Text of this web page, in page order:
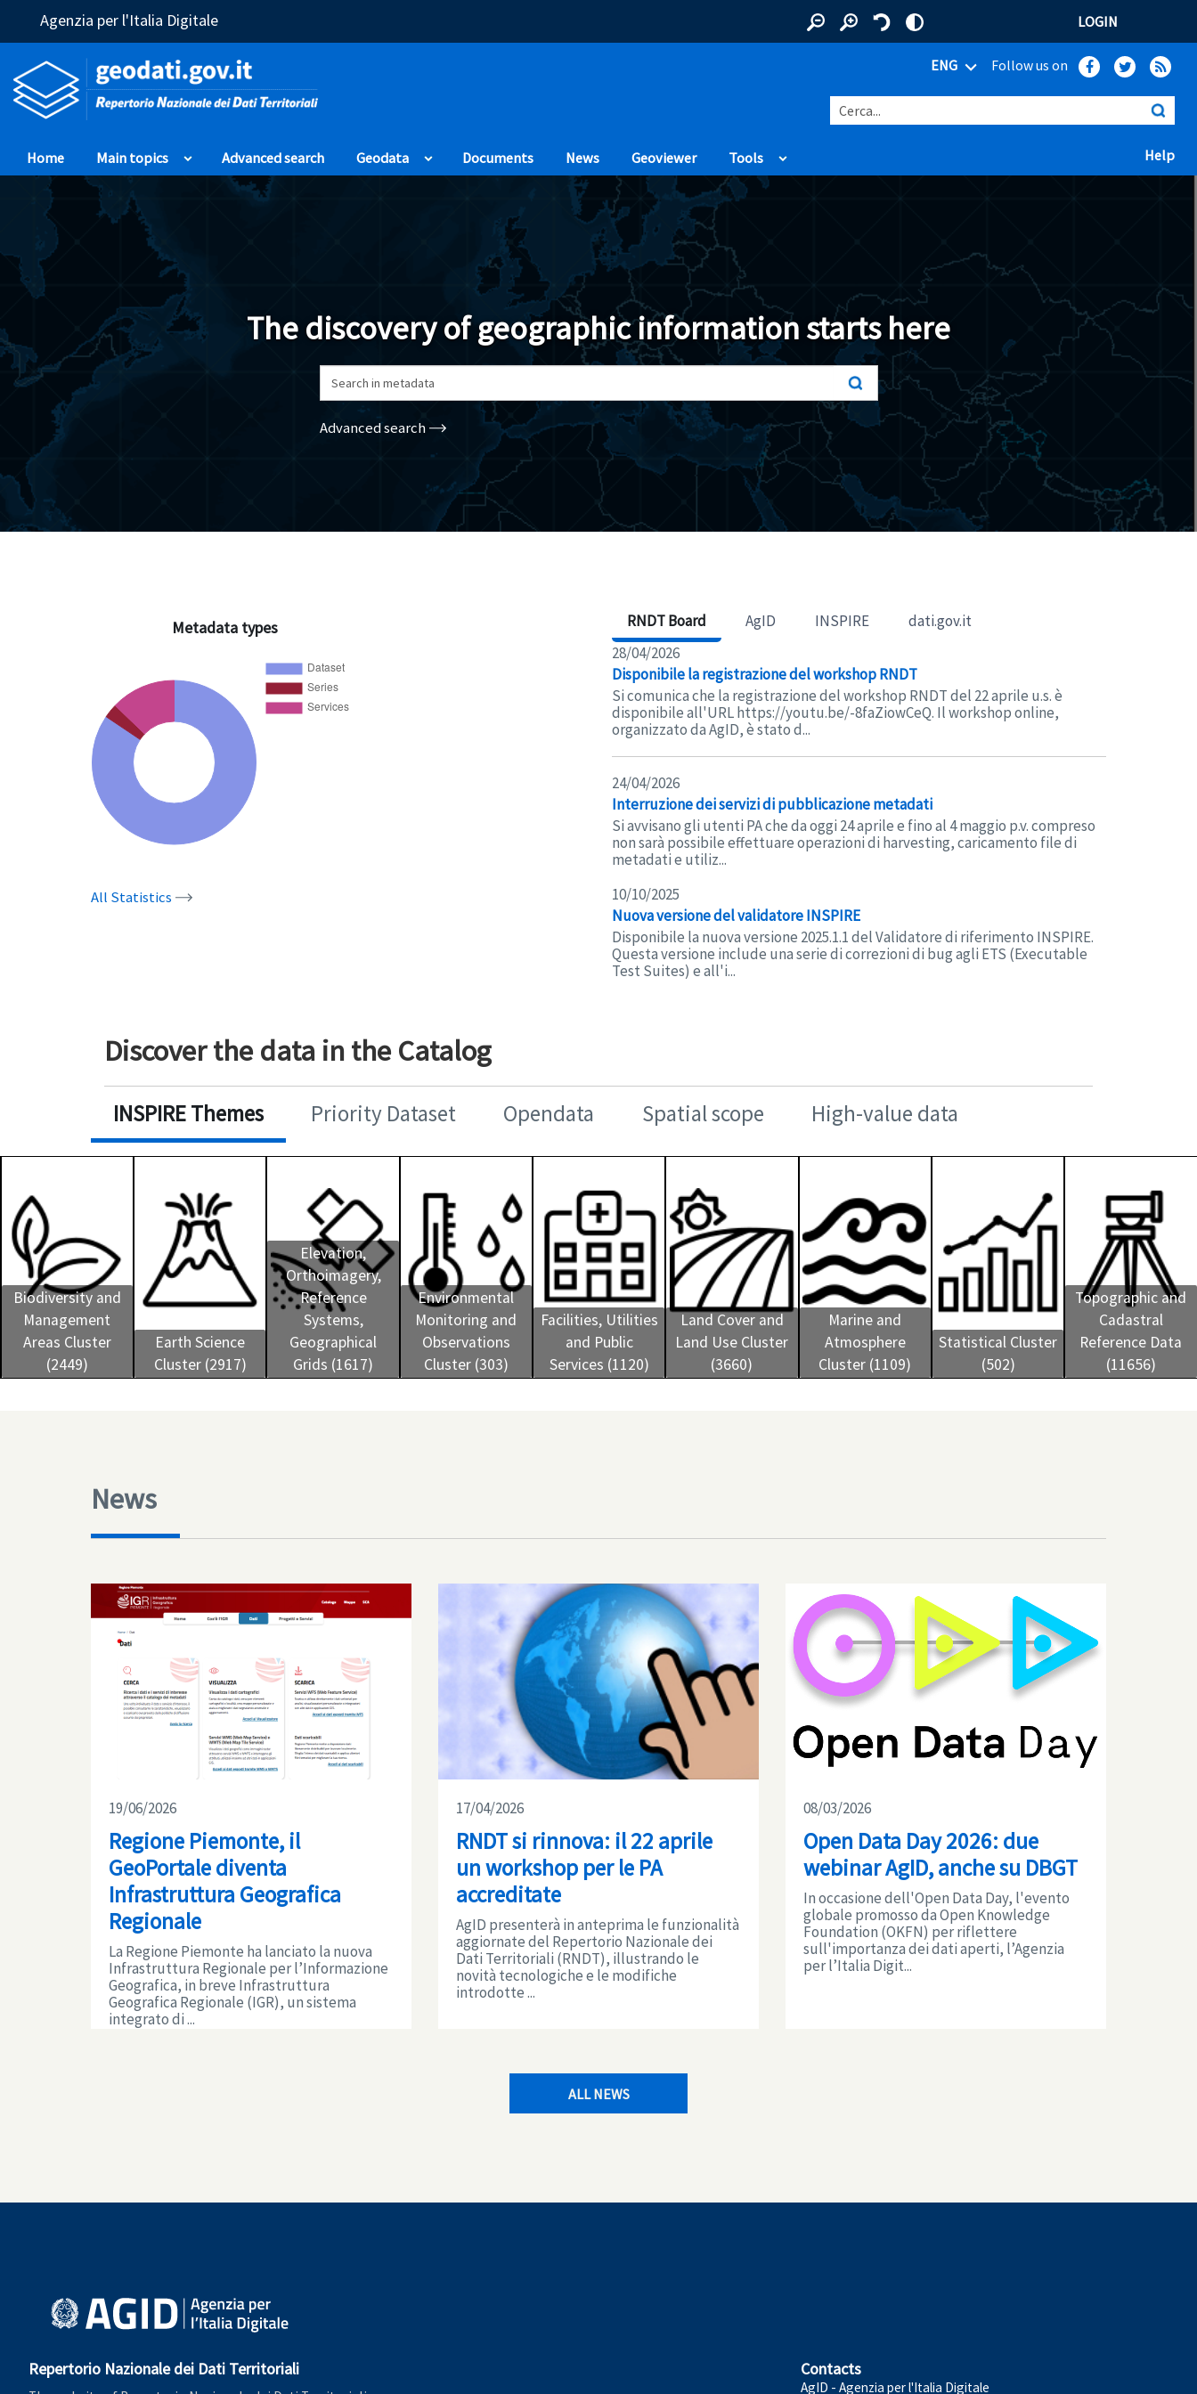
Agenzia per l'Italia Digitale(Opens in a new window) LOGIN
ENG Follow us on
Cerca...
Home Main topics Advanced search Geodata Documents News Geoviewer(Opens in a new window)
Tools Help
The discovery of geographic information starts here
Advanced search
All Statistics
RNDT Board AgID INSPIRE
dati.gov.it
28/04/2026
Disponibile la registrazione del workshop RNDT
Si comunica che la registrazione del workshop RNDT del 22 aprile u.s. è
disponibile all'URL https://youtu.be/-8faZiowCeQ. Il workshop online,
organizzato da AgID, è stato d...
24/04/2026
Interruzione dei servizi di pubblicazione metadati
Si avvisano gli utenti PA che da oggi 24 aprile e fino al 4 maggio p.v. compreso
non sarà possibile effettuare operazioni di harvesting, caricamento file di
metadati e utiliz...
10/10/2025
Nuova versione del validatore INSPIRE
Disponibile la nuova versione 2025.1.1 del Validatore di riferimento INSPIRE.
Questa versione include una serie di correzioni di bug agli ETS (Executable
Test Suites) e all'i...
Discover the data in the Catalog
INSPIRE Themes Priority Dataset Opendata Spatial scope High-value data
Biodiversity and
Management
Areas Cluster
(2449)
Earth Science
Cluster (2917)
Elevation,
Orthoimagery,
Reference
Systems,
Geographical
Grids (1617)
Environmental
Monitoring and
Observations
Cluster (303)
Facilities, Utilities
and Public
Services (1120)
Land Cover and
Land Use Cluster
(3660)
Marine and
Atmosphere
Cluster (1109)
Statistical Cluster
(502)
Topographic and
Cadastral
Reference Data
(11656)
News
19/06/2026
Regione Piemonte, il
GeoPortale diventa
Infrastruttura Geografica
Regionale
La Regione Piemonte ha lanciato la nuova
Infrastruttura Regionale per l’Informazione
Geografica, in breve Infrastruttura
Geografica Regionale (IGR), un sistema
integrato di ...
17/04/2026
RNDT si rinnova: il 22 aprile
un workshop per le PA
accreditate
AgID presenterà in anteprima le funzionalità
aggiornate del Repertorio Nazionale dei
Dati Territoriali (RNDT), illustrando le
novità tecnologiche e le modifiche
introdotte ...
08/03/2026
Open Data Day 2026: due
webinar AgID, anche su DBGT
In occasione dell'Open Data Day, l'evento
globale promosso da Open Knowledge
Foundation (OKFN) per riflettere
sull'importanza dei dati aperti, l’Agenzia
per l’Italia Digit...
ALL NEWS
Repertorio Nazionale dei Dati Territoriali Contacts
AgID - Agenzia per l'Italia Digitale